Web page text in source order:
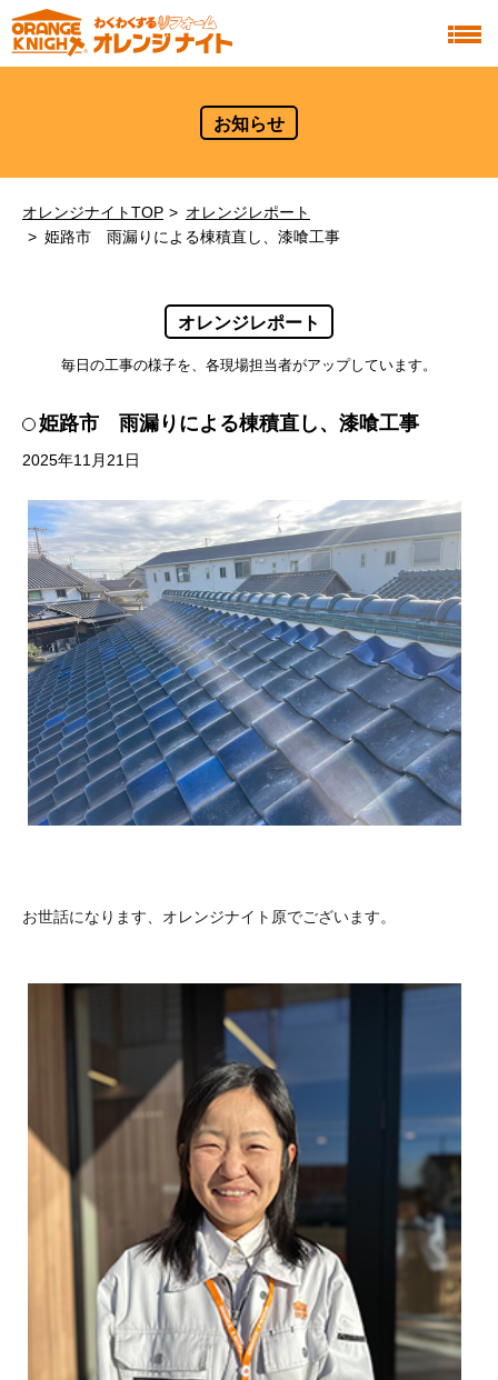
お知らせ
オレンジナイトTOP
オレンジレポート
姫路市 雨漏りによる棟積直し、漆喰工事
オレンジレポート
毎日の工事の様子を、各現場担当者がアップしています。
姫路市 雨漏りによる棟積直し、漆喰工事
2025年11月21日
お世話になります、オレンジナイト原でございます。